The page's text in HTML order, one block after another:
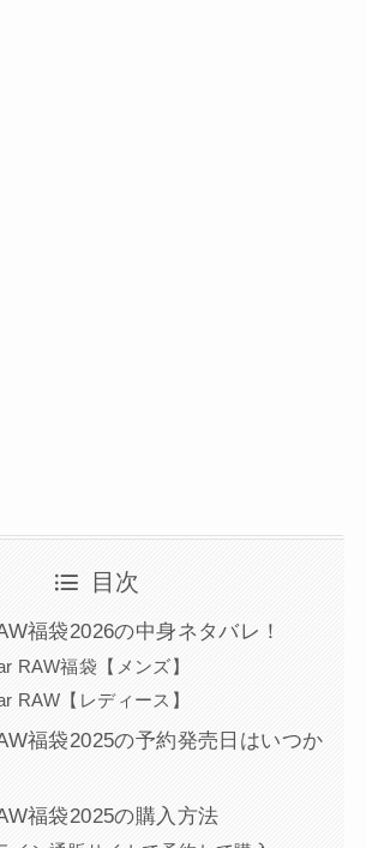
目次
福袋2026の中身ネタバレ！
RAW福袋【メンズ】
RAW【レディース】
福袋2025の予約発売日はいつか
福袋2025の購入方法